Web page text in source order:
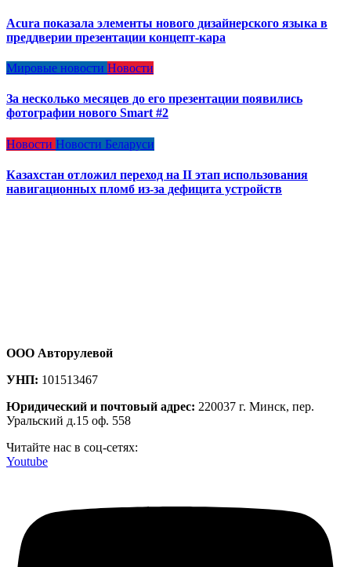
Acura показала элементы нового дизайнерского языка в
преддверии презентации концепт-кара
Мировые новости Новости
За несколько месяцев до его презентации появились
фотографии нового Smart #2
Новости Новости Беларуси
Казахстан отложил переход на II этап использования
навигационных пломб из-за дефицита устройств
ООО Авторулевой
УНП: 101513467
Юридический и почтовый адрес: 220037 г. Минск, пер.
Уральский д.15 оф. 558
Читайте нас в соц-сетях:
Youtube